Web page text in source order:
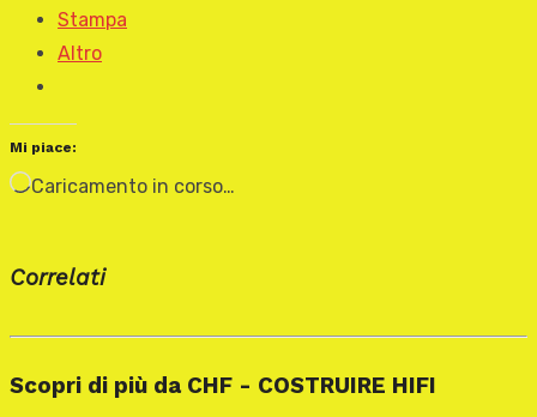
Stampa
Altro
Mi piace:
Caricamento in corso…
Correlati
Scopri di più da CHF - COSTRUIRE HIFI